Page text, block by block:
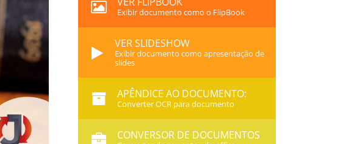
Exibir documento como o FlipBook
VER SLIDESHOW
Exibir documento como apresentação de
slides
APÊNDICE AO DOCUMENTO:
Converter OCR para documento
CONVERSOR DE DOCUMENTOS